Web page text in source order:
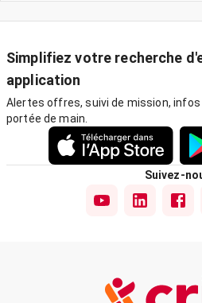
Simplifiez votre recherche
application
Alertes offres, suivi de mission,
portée de main.
Suivez-